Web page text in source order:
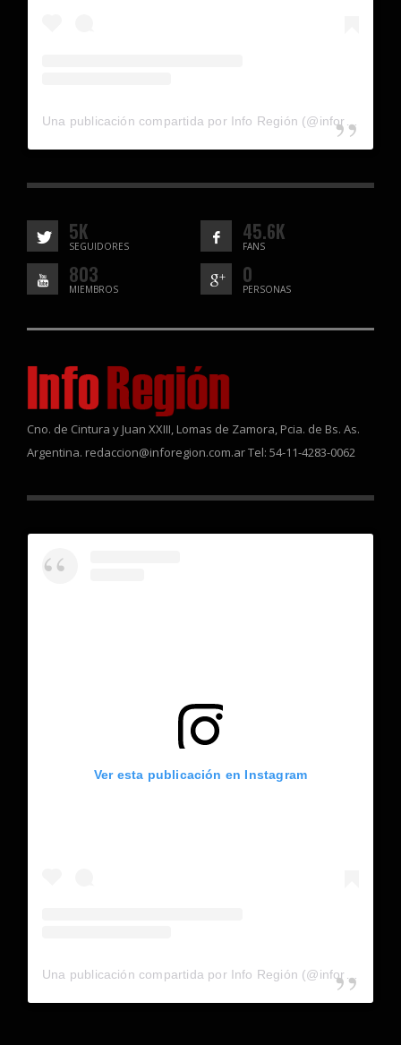
5K
SEGUIDORES
45.6K
FANS
803
MIEMBROS
0
PERSONAS
Cno. de Cintura y Juan XXIII, Lomas de Zamora, Pcia. de Bs. As.
Argentina. redaccion@inforegion.com.ar Tel: 54-11-4283-0062
Ver esta publicación en Instagram
Una publicación compartida por Info Región (@inforegion_redes)